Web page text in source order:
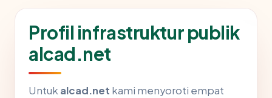
Profil infrastruktur publik
alcad.net
Untukalcad.net kami menyoroti empat